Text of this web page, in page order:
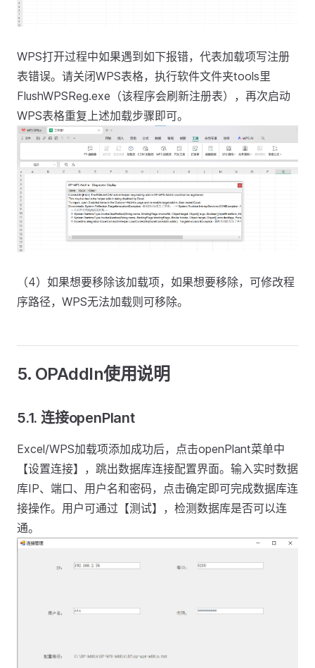
WPS打开过程中如果遇到如下报错，代表加载项写注册
表错误。请关闭WPS表格，执行软件文件夹tools里
FlushWPSReg.exe（该程序会刷新注册表），再次启动
WPS表格重复上述加载步骤即可。
（4）如果想要移除该加载项，如果想要移除，可修改程
序路径，WPS无法加载则可移除。
5. OPAddIn使用说明
5.1. 连接openPlant
Excel/WPS加载项添加成功后，点击openPlant菜单中
【设置连接】，跳出数据库连接配置界面。输入实时数据
库IP、端口、用户名和密码，点击确定即可完成数据库连
接操作。用户可通过【测试】，检测数据库是否可以连
通。